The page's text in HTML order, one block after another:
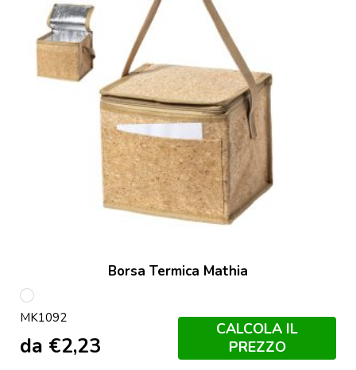
Borsa Termica Mathia
S/C
MK1092
da €2,23
CALCOLA IL
PREZZO